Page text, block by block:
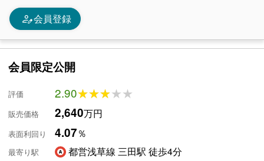
person_edit会員登録
会員限定公開
評価 2.90★★★★★
★★★★★
販売価格 2,640万円
表面利回り 4.07％
最寄り駅 都営浅草線 三田駅 徒歩4分